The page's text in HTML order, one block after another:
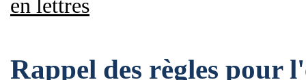
en lettres
Rappel des règles pour